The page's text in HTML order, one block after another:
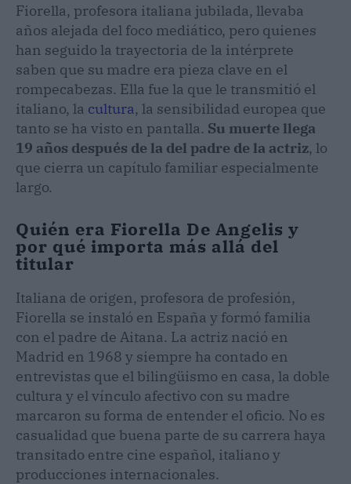
Fiorella, profesora italiana jubilada, llevaba
años alejada del foco mediático, pero quienes
han seguido la trayectoria de la intérprete
saben que su madre era pieza clave en el
rompecabezas. Ella fue la que le transmitió el
italiano, la cultura, la sensibilidad europea que
tanto se ha visto en pantalla. Su muerte llega
19 años después de la del padre de la actriz, lo
que cierra un capítulo familiar especialmente
largo.
Quién era Fiorella De Angelis y
por qué importa más allá del
titular
Italiana de origen, profesora de profesión,
Fiorella se instaló en España y formó familia
con el padre de Aitana. La actriz nació en
Madrid en 1968 y siempre ha contado en
entrevistas que el bilingüismo en casa, la doble
cultura y el vínculo afectivo con su madre
marcaron su forma de entender el oficio. No es
casualidad que buena parte de su carrera haya
transitado entre cine español, italiano y
producciones internacionales.